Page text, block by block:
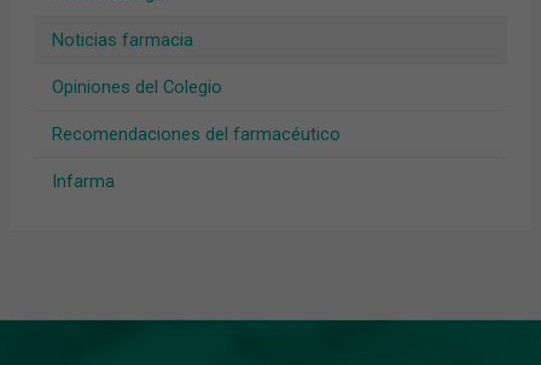
Noticias farmacia
Opiniones del Colegio
Recomendaciones del farmacéutico
Infarma